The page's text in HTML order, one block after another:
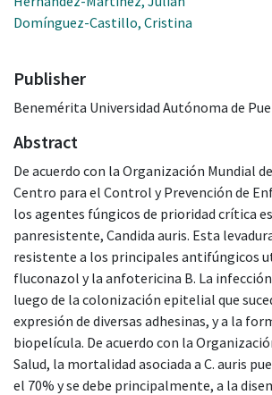
Domínguez-Castillo, Cristina
Publisher
Benemérita Universidad Autónoma de
Abstract
De acuerdo con la Organización Mundial
Centro para el Control y Prevención de
los agentes fúngicos de prioridad crítica
panresistente, Candida auris. Esta
resistente a los principales antifúngicos
fluconazol y la anfotericina B. La
luego de la colonización epitelial que
expresión de diversas adhesinas, y a la
biopelícula. De acuerdo con la
Salud, la mortalidad asociada a C. auris
el 70% y se debe principalmente, a la